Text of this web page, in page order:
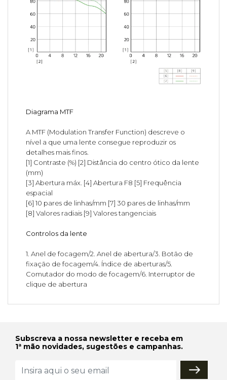
Diagrama MTF
A MTF (Modulation Transfer Function) descreve o
nível a que uma lente consegue reproduzir os
detalhes mais finos.
[1] Contraste (%) [2] Distância do centro ótico da lente
(mm)
[3] Abertura máx. [4] Abertura F8 [5] Frequência
espacial
[6] 10 pares de linhas/mm [7] 30 pares de linhas/mm
[8] Valores radiais [9] Valores tangenciais
Controlos da lente
1. Anel de focagem/2. Anel de abertura/3. Botão de
fixação de focagem/4. Índice de aberturas/5.
Comutador do modo de focagem/6. Interruptor de
clique de abertura
Subscreva a nossa newsletter e receba em
1ª mão novidades, sugestões e campanhas.